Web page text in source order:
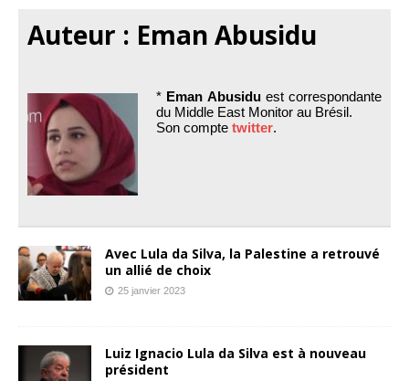
Auteur : Eman Abusidu
* Eman Abusiduest correspondante
du Middle East Monitor au Brésil.
Son compte twitter.
Avec Lula da Silva, la Palestine a retrouvé
un allié de choix
25 janvier 2023
Luiz Ignacio Lula da Silva est à nouveau
président